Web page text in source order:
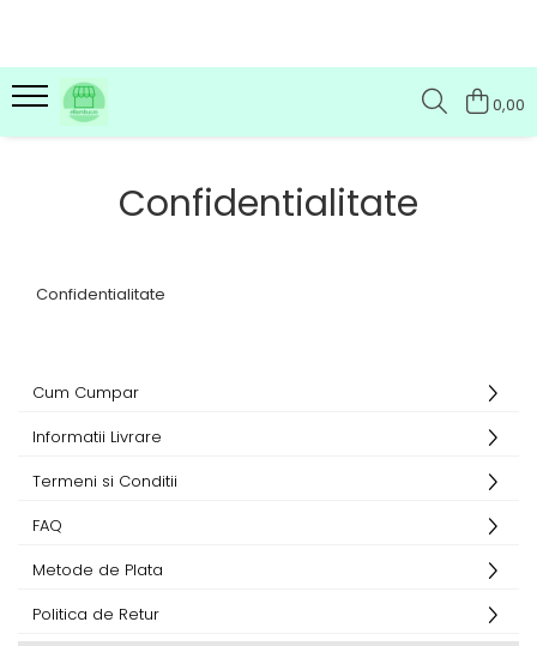
0,00
Confidentialitate
Confidentialitate
Cum Cumpar
Informatii Livrare
Termeni si Conditii
FAQ
Metode de Plata
Politica de Retur